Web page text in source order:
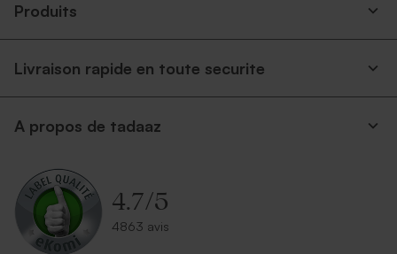
Produits
Livraison rapide en toute securite
A propos de tadaaz
4.7/5
4863 avis